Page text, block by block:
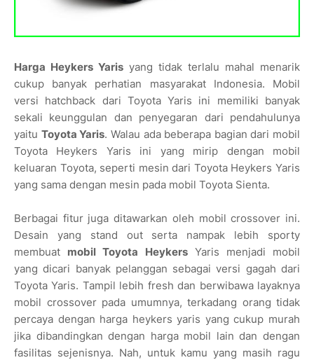
Harga Heykers Yaris yang tidak terlalu mahal menarik
cukup banyak perhatian masyarakat Indonesia. Mobil
versi hatchback dari Toyota Yaris ini memiliki banyak
sekali keunggulan dan penyegaran dari pendahulunya
yaitu Toyota Yaris. Walau ada beberapa bagian dari mobil
Toyota Heykers Yaris ini yang mirip dengan mobil
keluaran Toyota, seperti mesin dari Toyota Heykers Yaris
yang sama dengan mesin pada mobil Toyota Sienta.
Berbagai fitur juga ditawarkan oleh mobil crossover ini.
Desain yang stand out serta nampak lebih sporty
membuat mobil Toyota HeykersYaris menjadi mobil
yang dicari banyak pelanggan sebagai versi gagah dari
Toyota Yaris. Tampil lebih fresh dan berwibawa layaknya
mobil crossover pada umumnya, terkadang orang tidak
percaya dengan harga heykers yaris yang cukup murah
jika dibandingkan dengan harga mobil lain dan dengan
fasilitas sejenisnya. Nah, untuk kamu yang masih ragu